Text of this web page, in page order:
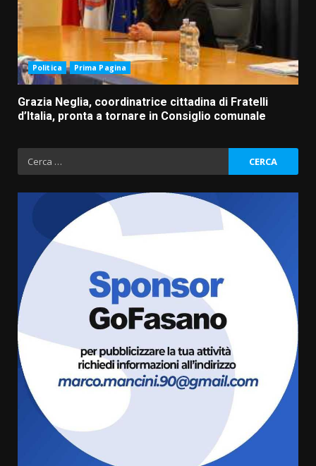
Politica Prima Pagina
Grazia Neglia, coordinatrice cittadina di Fratelli
d’Italia, pronta a tornare in Consiglio comunale
Ricerca
per:
Grazia Neglia, coordinatrice
cittadina di Fratelli d’Italia,
pronta a tornare in Consiglio
comunale
6 Agosto 2026 08:00
Cura dei beni comuni e
cittadinanza attiva: online
l’avviso per la gestione
condivisa della Villetta di